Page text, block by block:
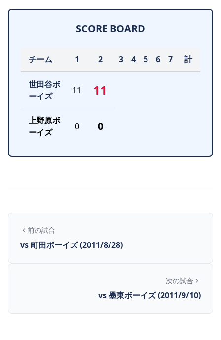
SCORE BOARD
チーム 1 2 3 4 5 6 7 計
世田谷ボ
ーイズ
11 11
上野原ボ
ーイズ
0 0
前の試合
vs 町田ボーイズ (2011/8/28)
次の試合
vs 墨東ボーイズ (2011/9/10)